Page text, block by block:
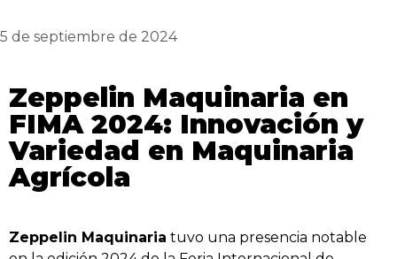
5 de septiembre de 2024
Zeppelin Maquinaria en
FIMA 2024: Innovación y
Variedad en Maquinaria
Agrícola
Zeppelin Maquinaria tuvo una presencia notable